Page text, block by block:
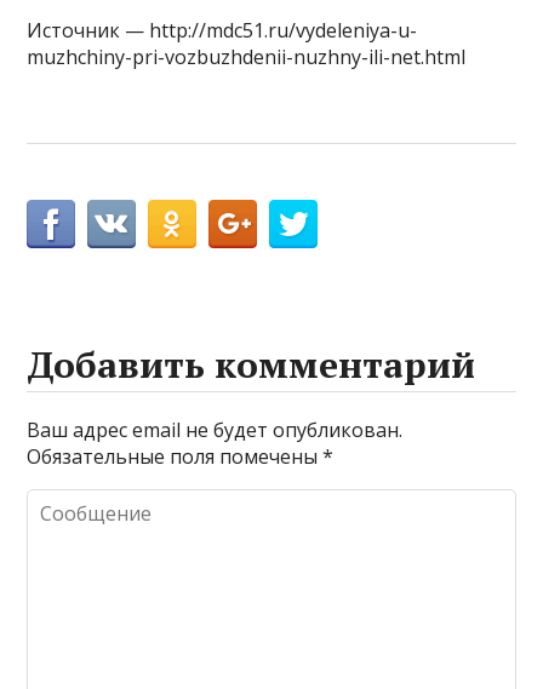
Источник — http://mdc51.ru/vydeleniya-u-
muzhchiny-pri-vozbuzhdenii-nuzhny-ili-net.html
Добавить комментарий
Ваш адрес email не будет опубликован.
Обязательные поля помечены*